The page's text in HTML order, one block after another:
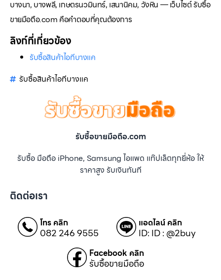
บางนา, บางพลี, เกษตรนวมินทร์, เสนานิคม, วังหิน — เว็บไซต์ รับซื้อ
ขายมือถือ.com คือคำตอบที่คุณต้องการ
ลิงก์ที่เกี่ยวข้อง
รับซื้อสินค้าไอทีบางแค
รับซื้อสินค้าไอทีบางแค
รับซื้อขายมือถือ.com
รับซื้อ มือถือ iPhone, Samsung ไอแพด แท๊ปเล็ตทุกยี่ห้อ ให้
ราคาสูง รับเงินทันที
ติดต่อเรา
โทร คลิก
082 246 9555
แอดไลน์ คลิก
ID: ID : @2buy
Facebook คลิก
รับซื้อขายมือถือ